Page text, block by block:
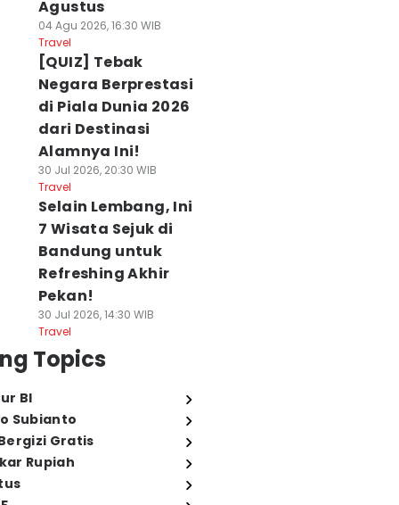
Agustus
04 Agu 2026, 16:30 WIB
Travel
[QUIZ] Tebak
Negara Berprestasi
di Piala Dunia 2026
dari Destinasi
Alamnya Ini!
30 Jul 2026, 20:30 WIB
Travel
Selain Lembang, Ini
7 Wisata Sejuk di
Bandung untuk
Refreshing Akhir
Pekan!
30 Jul 2026, 14:30 WIB
Travel
Topics
BI
Subianto
Gratis
Rupiah